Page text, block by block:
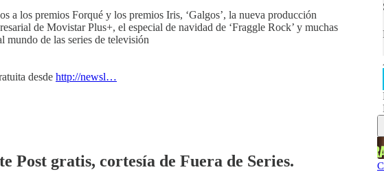
a los premios Forqué y los premios Iris, ‘Galgos’, la nueva producción
de Movistar Plus+, el especial de navidad de ‘Fraggle Rock’ y muchas
mundo de las series de televisión
desde http://newsl…
Post gratis, cortesía de Fuera de Series.